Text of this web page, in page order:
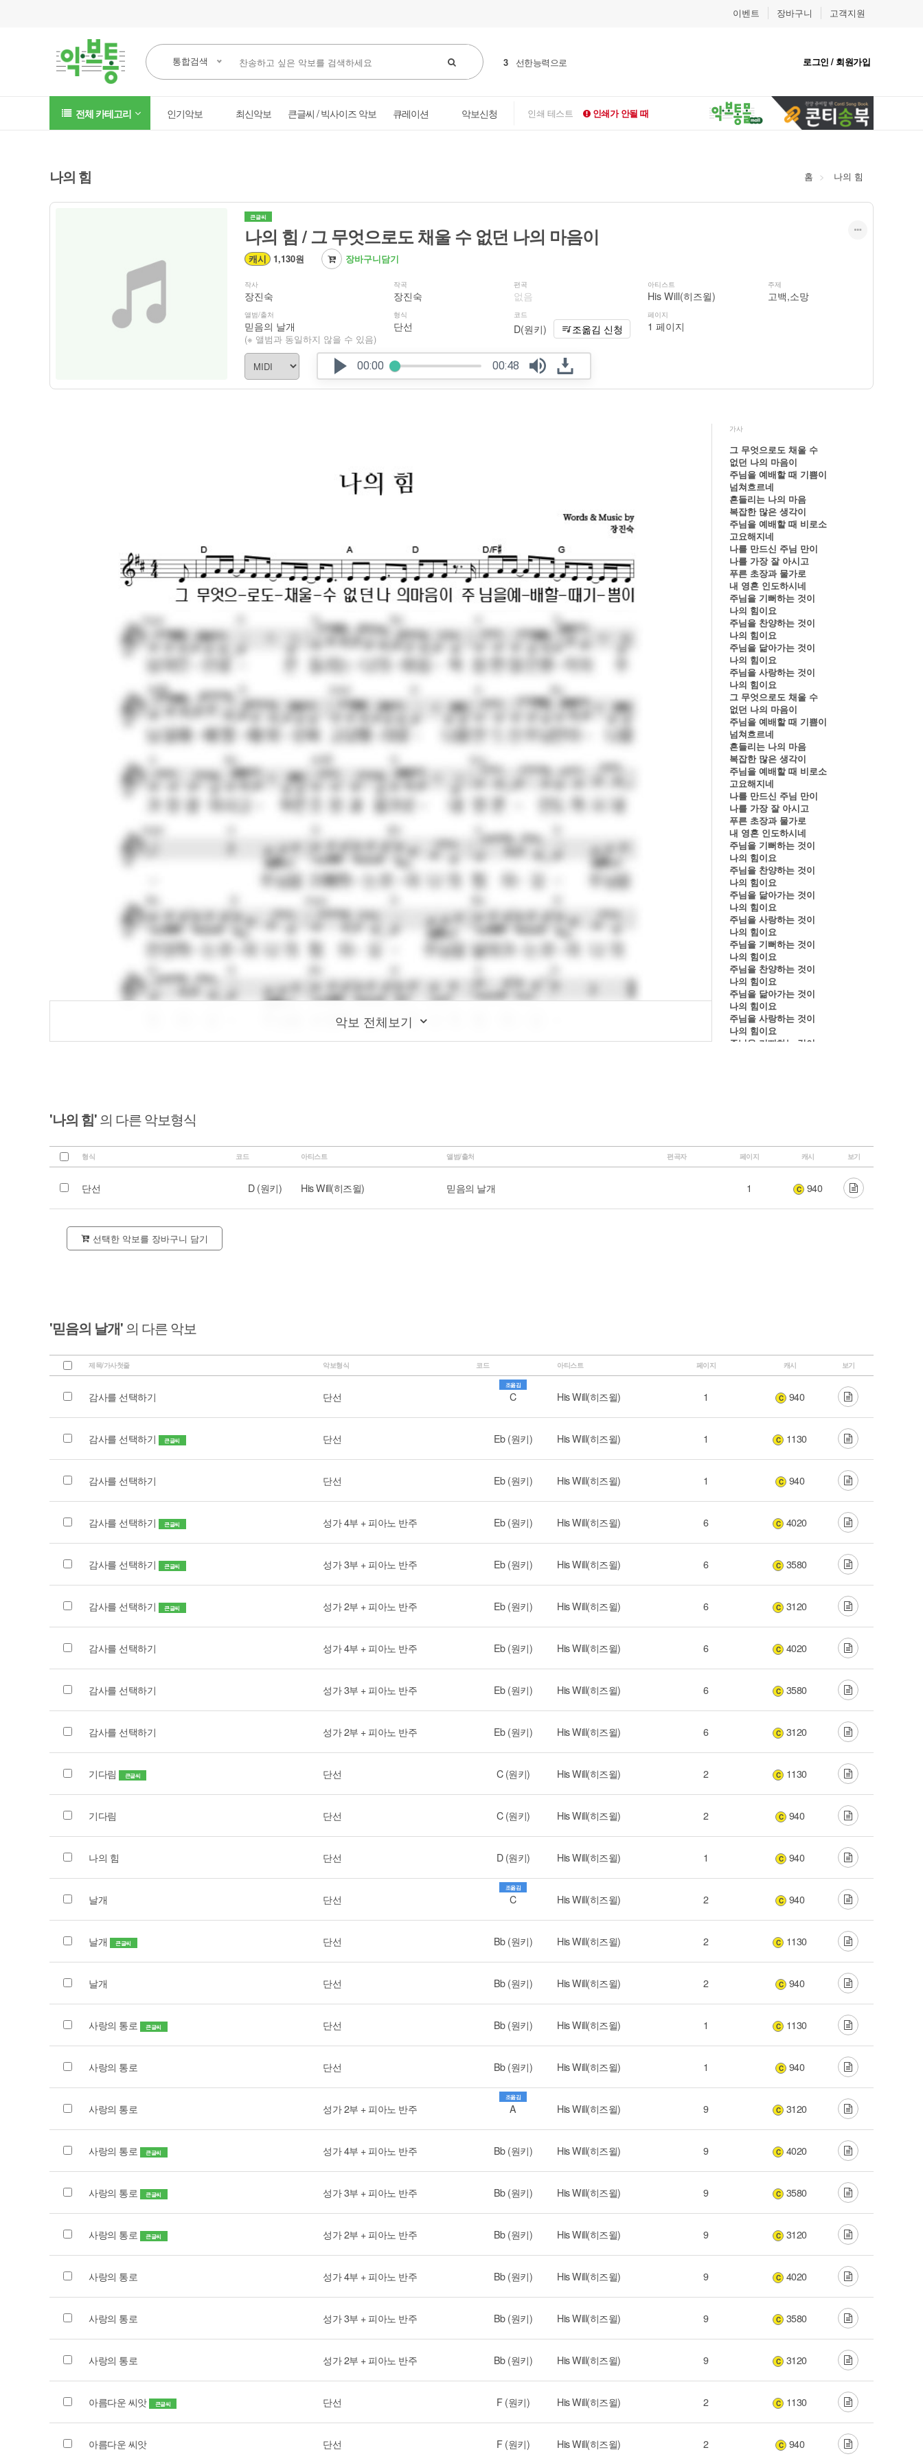
이벤트 장바구니 고객지원
통합검색 3 선한능력으로 로그인 / 회원가입
전체 카테고리 인기악보 최신악보 큰글씨 / 빅사이즈 악보 큐레이션 악보신청 인쇄 테스트 인쇄가 안될 때
나의 힘 홈 나의 힘
큰글씨
나의 힘 / 그 무엇으로도 채울 수 없던 나의 마음이
캐시 1,130원 장바구니담기
작사
장진숙
앨범/출처
믿음의 날개
(※ 앨범과 동일하지 않을 수 있음)
작곡
장진숙
형식
단선
편곡
없음
코드
D(원키) 조옮김 신청
아티스트
His Will(히즈윌)
페이지
1 페이지
주제
고백,소망
00:00 00:48
악보 전체보기
가사
그 무엇으로도 채울 수
없던 나의 마음이
주님을 예배할 때 기쁨이
넘쳐흐르네
흔들리는 나의 마음
복잡한 많은 생각이
주님을 예배할 때 비로소
고요해지네
나를 만드신 주님 만이
나를 가장 잘 아시고
푸른 초장과 물가로
내 영혼 인도하시네
주님을 기뻐하는 것이
나의 힘이요
주님을 찬양하는 것이
나의 힘이요
주님을 닮아가는 것이
나의 힘이요
주님을 사랑하는 것이
나의 힘이요
그 무엇으로도 채울 수
없던 나의 마음이
주님을 예배할 때 기쁨이
넘쳐흐르네
흔들리는 나의 마음
복잡한 많은 생각이
주님을 예배할 때 비로소
고요해지네
나를 만드신 주님 만이
나를 가장 잘 아시고
푸른 초장과 물가로
내 영혼 인도하시네
주님을 기뻐하는 것이
나의 힘이요
주님을 찬양하는 것이
나의 힘이요
주님을 닮아가는 것이
나의 힘이요
주님을 사랑하는 것이
나의 힘이요
주님을 기뻐하는 것이
나의 힘이요
주님을 찬양하는 것이
나의 힘이요
주님을 닮아가는 것이
나의 힘이요
주님을 사랑하는 것이
나의 힘이요
주님을 기뻐하는 것이
나의 힘이요
'나의 힘'의 다른 악보형식
형식 코드 아티스트 앨범/출처 편곡자 페이지 캐시 보기
단선 D (원키) His Will(히즈윌) 믿음의 날개 1 C 940
선택한 악보를 장바구니 담기
'믿음의 날개'의 다른 악보
제목/가사첫줄 악보형식 코드 아티스트 페이지 캐시 보기
감사를 선택하기 단선
조옮김
C His Will(히즈윌) 1 C 940
감사를 선택하기 큰글씨 단선 Eb (원키) His Will(히즈윌) 1 C 1130
감사를 선택하기 단선 Eb (원키) His Will(히즈윌) 1 C 940
감사를 선택하기 큰글씨 성가 4부 + 피아노 반주 Eb (원키) His Will(히즈윌) 6 C 4020
감사를 선택하기 큰글씨 성가 3부 + 피아노 반주 Eb (원키) His Will(히즈윌) 6 C 3580
감사를 선택하기 큰글씨 성가 2부 + 피아노 반주 Eb (원키) His Will(히즈윌) 6 C 3120
감사를 선택하기 성가 4부 + 피아노 반주 Eb (원키) His Will(히즈윌) 6 C 4020
감사를 선택하기 성가 3부 + 피아노 반주 Eb (원키) His Will(히즈윌) 6 C 3580
감사를 선택하기 성가 2부 + 피아노 반주 Eb (원키) His Will(히즈윌) 6 C 3120
기다림 큰글씨 단선 C (원키) His Will(히즈윌) 2 C 1130
기다림 단선 C (원키) His Will(히즈윌) 2 C 940
나의 힘 단선 D (원키) His Will(히즈윌) 1 C 940
날개 단선
조옮김
C His Will(히즈윌) 2 C 940
날개 큰글씨 단선 Bb (원키) His Will(히즈윌) 2 C 1130
날개 단선 Bb (원키) His Will(히즈윌) 2 C 940
사랑의 통로 큰글씨 단선 Bb (원키) His Will(히즈윌) 1 C 1130
사랑의 통로 단선 Bb (원키) His Will(히즈윌) 1 C 940
사랑의 통로 성가 2부 + 피아노 반주
조옮김
A His Will(히즈윌) 9 C 3120
사랑의 통로 큰글씨 성가 4부 + 피아노 반주 Bb (원키) His Will(히즈윌) 9 C 4020
사랑의 통로 큰글씨 성가 3부 + 피아노 반주 Bb (원키) His Will(히즈윌) 9 C 3580
사랑의 통로 큰글씨 성가 2부 + 피아노 반주 Bb (원키) His Will(히즈윌) 9 C 3120
사랑의 통로 성가 4부 + 피아노 반주 Bb (원키) His Will(히즈윌) 9 C 4020
사랑의 통로 성가 3부 + 피아노 반주 Bb (원키) His Will(히즈윌) 9 C 3580
사랑의 통로 성가 2부 + 피아노 반주 Bb (원키) His Will(히즈윌) 9 C 3120
아름다운 씨앗 큰글씨 단선 F (원키) His Will(히즈윌) 2 C 1130
아름다운 씨앗 단선 F (원키) His Will(히즈윌) 2 C 940